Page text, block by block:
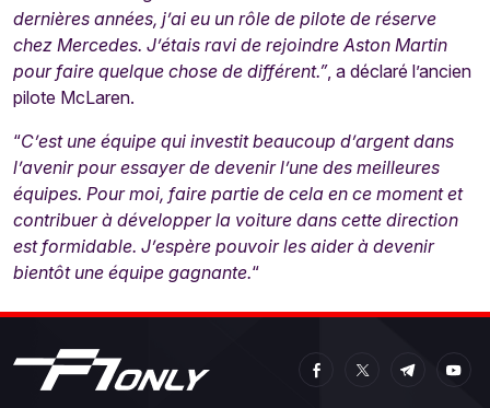
dernières années, j’ai eu un rôle de pilote de réserve
chez Mercedes. J’étais ravi de rejoindre Aston Martin
pour faire quelque chose de différent.”, a déclaré l’ancien
pilote McLaren.
“C’est une équipe qui investit beaucoup d’argent dans
l’avenir pour essayer de devenir l’une des meilleures
équipes. Pour moi, faire partie de cela en ce moment et
contribuer à développer la voiture dans cette direction
est formidable. J’espère pouvoir les aider à devenir
bientôt une équipe gagnante.“